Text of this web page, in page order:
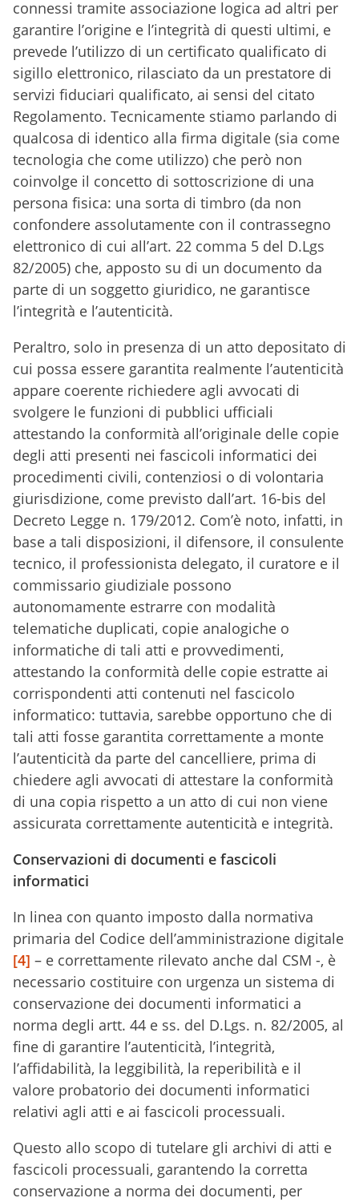
connessi tramite associazione logica ad altri per
garantire l’origine e l’integrità di questi ultimi, e
prevede l’utilizzo di un certificato qualificato di
sigillo elettronico, rilasciato da un prestatore di
servizi fiduciari qualificato, ai sensi del citato
Regolamento. Tecnicamente stiamo parlando di
qualcosa di identico alla firma digitale (sia come
tecnologia che come utilizzo) che però non
coinvolge il concetto di sottoscrizione di una
persona fisica: una sorta di timbro (da non
confondere assolutamente con il contrassegno
elettronico di cui all’art. 22 comma 5 del D.Lgs
82/2005) che, apposto su di un documento da
parte di un soggetto giuridico, ne garantisce
l’integrità e l’autenticità.
Peraltro, solo in presenza di un atto depositato di
cui possa essere garantita realmente l’autenticità
appare coerente richiedere agli avvocati di
svolgere le funzioni di pubblici ufficiali
attestando la conformità all’originale delle copie
degli atti presenti nei fascicoli informatici dei
procedimenti civili, contenziosi o di volontaria
giurisdizione, come previsto dall’art. 16-bis del
Decreto Legge n. 179/2012. Com’è noto, infatti, in
base a tali disposizioni, il difensore, il consulente
tecnico, il professionista delegato, il curatore e il
commissario giudiziale possono
autonomamente estrarre con modalità
telematiche duplicati, copie analogiche o
informatiche di tali atti e provvedimenti,
attestando la conformità delle copie estratte ai
corrispondenti atti contenuti nel fascicolo
informatico: tuttavia, sarebbe opportuno che di
tali atti fosse garantita correttamente a monte
l’autenticità da parte del cancelliere, prima di
chiedere agli avvocati di attestare la conformità
di una copia rispetto a un atto di cui non viene
assicurata correttamente autenticità e integrità.
Conservazioni di documenti e fascicoli
informatici
In linea con quanto imposto dalla normativa
primaria del Codice dell’amministrazione digitale
[4] – e correttamente rilevato anche dal CSM -, è
necessario costituire con urgenza un sistema di
conservazione dei documenti informatici a
norma degli artt. 44 e ss. del D.Lgs. n. 82/2005, al
fine di garantire l’autenticità, l’integrità,
l’affidabilità, la leggibilità, la reperibilità e il
valore probatorio dei documenti informatici
relativi agli atti e ai fascicoli processuali.
Questo allo scopo di tutelare gli archivi di atti e
fascicoli processuali, garantendo la corretta
conservazione a norma dei documenti, per